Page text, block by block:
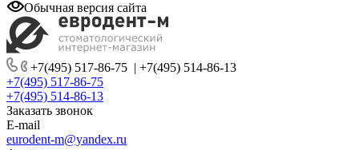
Обычная версия сайта
+7(495) 517-86-75 | +7(495) 514-86-13
+7(495) 517-86-75
+7(495) 514-86-13
Заказать звонок
E-mail
eurodent-m@yandex.ru